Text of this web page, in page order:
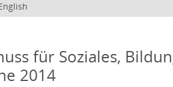
für Soziales,
2014